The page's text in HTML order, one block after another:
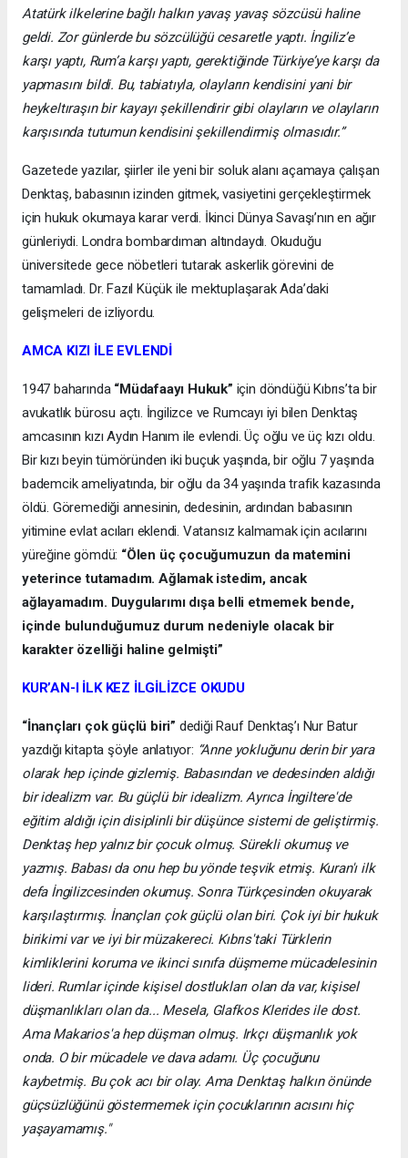
Atatürk ilkelerine bağlı halkın yavaş yavaş sözcüsü haline
geldi. Zor günlerde bu sözcülüğü cesaretle yaptı. İngiliz’e
karşı yaptı, Rum’a karşı yaptı, gerektiğinde Türkiye’ye karşı da
yapmasını bildi. Bu, tabiatıyla, olayların kendisini yani bir
heykeltıraşın bir kayayı şekillendirir gibi olayların ve olayların
karşısında tutumun kendisini şekillendirmiş olmasıdır.”
Gazetede yazılar, şiirler ile yeni bir soluk alanı açamaya çalışan
Denktaş, babasının izinden gitmek, vasiyetini gerçekleştirmek
için hukuk okumaya karar verdi. İkinci Dünya Savaşı’nın en ağır
günleriydi. Londra bombardıman altındaydı. Okuduğu
üniversitede gece nöbetleri tutarak askerlik görevini de
tamamladı. Dr. Fazıl Küçük ile mektuplaşarak Ada’daki
gelişmeleri de izliyordu.
AMCA KIZI İLE EVLENDİ
1947 baharında “Müdafaayı Hukuk” için döndüğü Kıbrıs’ta bir
avukatlık bürosu açtı. İngilizce ve Rumcayı iyi bilen Denktaş
amcasının kızı Aydın Hanım ile evlendi. Üç oğlu ve üç kızı oldu.
Bir kızı beyin tümöründen iki buçuk yaşında, bir oğlu 7 yaşında
bademcik ameliyatında, bir oğlu da 34 yaşında trafik kazasında
öldü. Göremediği annesinin, dedesinin, ardından babasının
yitimine evlat acıları eklendi. Vatansız kalmamak için acılarını
yüreğine gömdü: “Ölen üç çocuğumuzun da matemini
yeterince tutamadım. Ağlamak istedim, ancak
ağlayamadım. Duygularımı dışa belli etmemek bende,
içinde bulunduğumuz durum nedeniyle olacak bir
karakter özelliği haline gelmişti”
KUR’AN-I İLK KEZ İLGİLİZCE OKUDU
“İnançları çok güçlü biri” dediği Rauf Denktaş’ı Nur Batur
yazdığı kitapta şöyle anlatıyor: “Anne yokluğunu derin bir yara
olarak hep içinde gizlemiş. Babasından ve dedesinden aldığı
bir idealizm var. Bu güçlü bir idealizm. Ayrıca İngiltere'de
eğitim aldığı için disiplinli bir düşünce sistemi de geliştirmiş.
Denktaş hep yalnız bir çocuk olmuş. Sürekli okumuş ve
yazmış. Babası da onu hep bu yönde teşvik etmiş. Kuran'ı ilk
defa İngilizcesinden okumuş. Sonra Türkçesinden okuyarak
karşılaştırmış. İnançları çok güçlü olan biri. Çok iyi bir hukuk
birikimi var ve iyi bir müzakereci. Kıbrıs'taki Türklerin
kimliklerini koruma ve ikinci sınıfa düşmeme mücadelesinin
lideri. Rumlar içinde kişisel dostlukları olan da var, kişisel
düşmanlıkları olan da... Mesela, Glafkos Klerides ile dost.
Ama Makarios'a hep düşman olmuş. Irkçı düşmanlık yok
onda. O bir mücadele ve dava adamı. Üç çocuğunu
kaybetmiş. Bu çok acı bir olay. Ama Denktaş halkın önünde
güçsüzlüğünü göstermemek için çocuklarının acısını hiç
yaşayamamış."